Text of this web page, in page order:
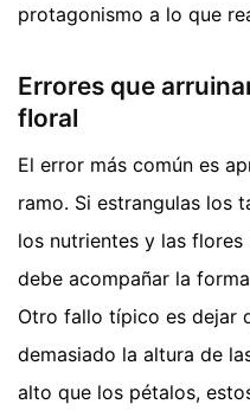
protagonismo a lo que
Errores que
floral
El error más común es
ramo. Si estrangulas los
los nutrientes y las
debe acompañar la
Otro fallo típico es dejar
demasiado la altura de
alto que los pétalos,